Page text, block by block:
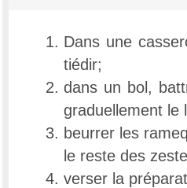
Dans une
tiédir;
dans un bol,
graduellement
beurrer les
le reste des
verser la